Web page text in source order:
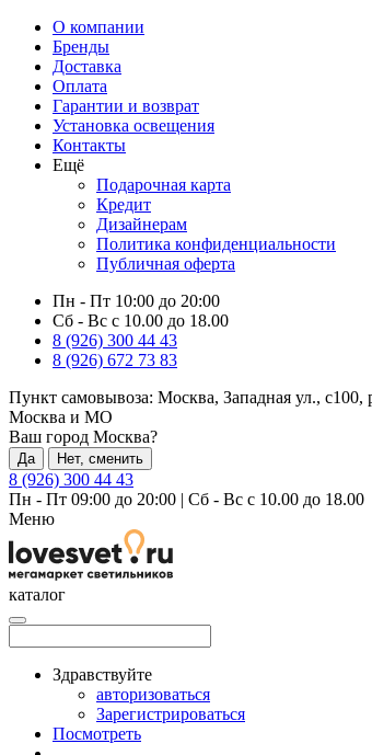
О компании
Бренды
Доставка
Оплата
Гарантии и возврат
Установка освещения
Контакты
Ещё
Подарочная карта
Кредит
Дизайнерам
Политика конфиденциальности
Публичная оферта
Пн - Пт 10:00 до 20:00
Сб - Вс с 10.00 до 18.00
8 (926) 300 44 43
8 (926) 672 73 83
Пункт самовывоза: Москва, Западная ул.,
Москва и МО
Ваш город Москва?
Да Нет, сменить
8 (926) 300 44 43
Пн - Пт 09:00 до 20:00 | Сб - Вс с 10.00 до 18.00
Меню
каталог
Здравствуйте
авторизоваться
Зарегистрироваться
Посмотреть